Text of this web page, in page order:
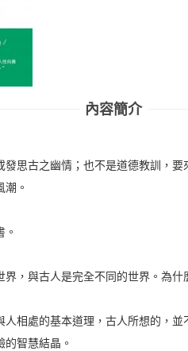
內容簡介
思古之幽情；也不是道德教訓，要
。
，與古人是完全不同的世界。為什
人相處的基本道理，古人所想的，
智慧結晶。